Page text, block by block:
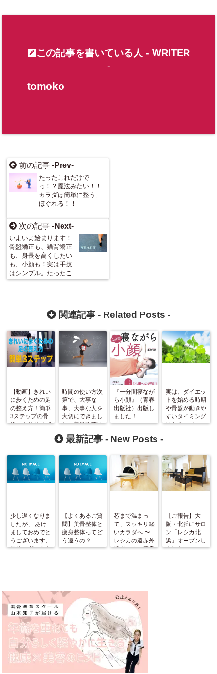
a-bali.com/p
sns-count-c
この記事を書いている人 - WRITER
-
tomoko
前の記事 -Prev-
たったこれだけで
っ！？魔法みたい！！
カラダは簡単に整う、
ほぐれる！！
次の記事 -Next-
いよいよ始まります！
骨盤矯正も、猫背矯正
も、身長を高くしたい
も、小顔も！実は手技
はシンプル。たったこ
れだけ！！
関連記事 - Related Posts -
【動画】きれい
に歩くための足
の整え方！簡単
3ステップの骨
格エクササイズ
時間の使い方次
第で、大事な
事、大事な人を
大切にできまし
た。美骨改革は
新たな方向へ。
『一分間寝なが
ら小顔』（青春
出版社）出版し
ました！
実は、ダイエッ
トを始める時期
や骨盤が動きや
すいタイミング
はあるんで
最新記事 - New Posts -
少し遅くなりま
したが、 あけ
ましておめでと
うございます。
年始のダルさを
【よくあるご質
問】美骨整体と
痩身整体ってど
う違うの？
芯まで温まっ
て、スッキリ軽
いカラダへ 〜
レシカの遠赤外
線ドーム＋痩身
【ご報告】大
阪・北浜にサロ
ン「レシカ北
浜」オープンし
ました！